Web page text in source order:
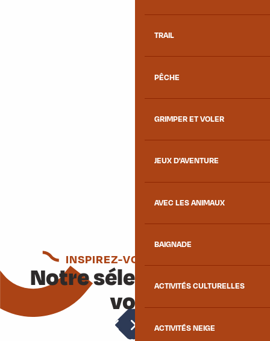
TRAIL
PÊCHE
GRIMPER ET VOLER
JEUX D'AVENTURE
AVEC LES ANIMAUX
BAIGNADE
ACTIVITÉS CULTURELLES
ACTIVITÉS NEIGE
INSPIREZ-VOUS ENCORE
Notre sélection pour
vous